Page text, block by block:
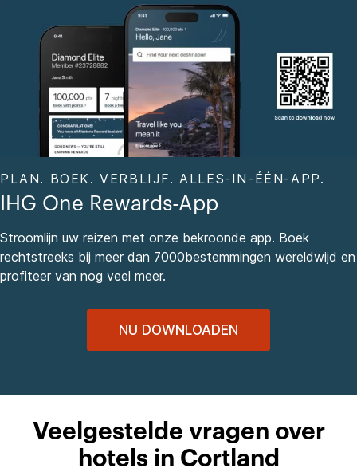
PLAN. BOEK. VERBLIJF. ALLES-IN-ÉÉN-APP.
IHG One Rewards-App
Stroomlijn uw reizen met onze bekroonde app. Boek
rechtstreeks bij meer dan 7000bestemmingen wereldwijd en
profiteer van nog veel meer.
NU DOWNLOADEN
Veelgestelde vragen over
hotels in Cortland